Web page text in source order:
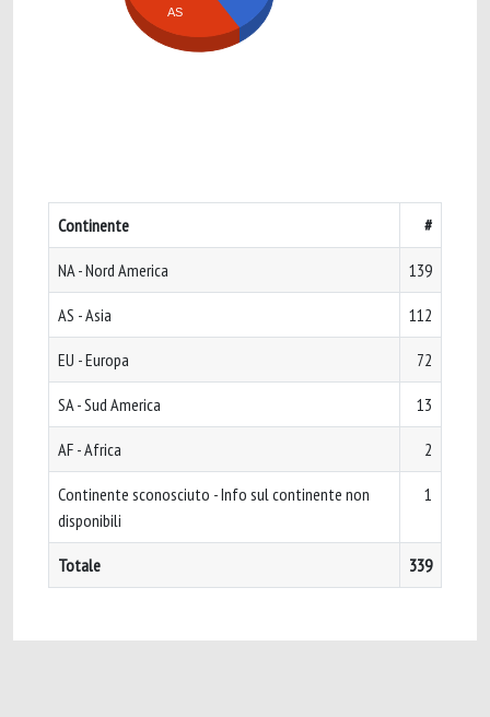
AS
Continente #
NA - Nord America 139
AS - Asia 112
EU - Europa 72
SA - Sud America 13
AF - Africa 2
Continente sconosciuto - Info sul continente non
disponibili
1
Totale 339